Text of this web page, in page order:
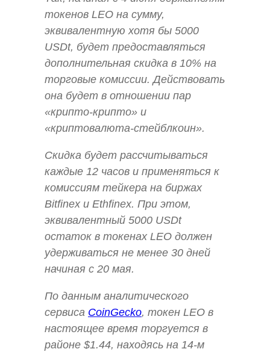
токенов LEO на сумму,
эквивалентную хотя бы 5000
USDt, будет предоставляться
дополнительная скидка в 10% на
торговые комиссии. Действовать
она будет в отношении пар
«крипто-крипто» и
«криптовалюта-стейблкоин».
Скидка будет рассчитываться
каждые 12 часов и применяться к
комиссиям тейкера на биржах
Bitfinex и Ethfinex. При этом,
эквивалентный 5000 USDt
остаток в токенах LEO должен
удерживаться не менее 30 дней
начиная с 20 мая.
По данным аналитического
сервиса CoinGecko, токен LEO в
настоящее время торгуется в
районе $1.44, находясь на 14-м